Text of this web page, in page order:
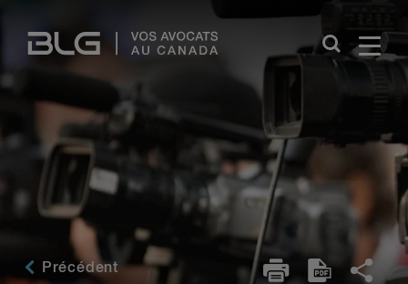
Links
Précédent